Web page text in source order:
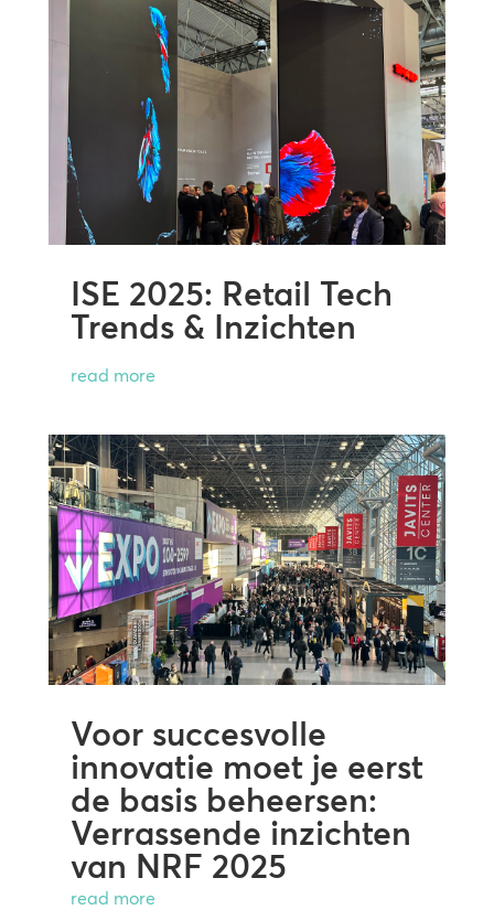
ISE 2025: Retail Tech
Trends & Inzichten
read more
Voor succesvolle
innovatie moet je eerst
de basis beheersen:
Verrassende inzichten
van NRF 2025
read more